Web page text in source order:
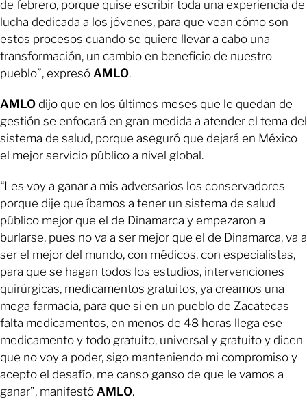
de febrero, porque quise escribir toda una experiencia de
lucha dedicada a los jóvenes, para que vean cómo son
estos procesos cuando se quiere llevar a cabo una
transformación, un cambio en beneficio de nuestro
pueblo”, expresó AMLO.
AMLO dijo que en los últimos meses que le quedan de
gestión se enfocará en gran medida a atender el tema del
sistema de salud, porque aseguró que dejará en México
el mejor servicio público a nivel global.
“Les voy a ganar a mis adversarios los conservadores
porque dije que íbamos a tener un sistema de salud
público mejor que el de Dinamarca y empezaron a
burlarse, pues no va a ser mejor que el de Dinamarca, va a
ser el mejor del mundo, con médicos, con especialistas,
para que se hagan todos los estudios, intervenciones
quirúrgicas, medicamentos gratuitos, ya creamos una
mega farmacia, para que si en un pueblo de Zacatecas
falta medicamentos, en menos de 48 horas llega ese
medicamento y todo gratuito, universal y gratuito y dicen
que no voy a poder, sigo manteniendo mi compromiso y
acepto el desafío, me canso ganso de que le vamos a
ganar”, manifestó AMLO.